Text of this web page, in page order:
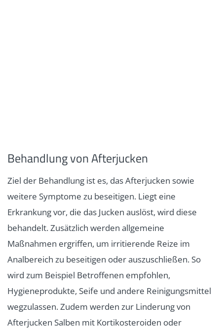
Behandlung von Afterjucken
Ziel der Behandlung ist es, das Afterjucken sowie
weitere Symptome zu beseitigen. Liegt eine
Erkrankung vor, die das Jucken auslöst, wird diese
behandelt. Zusätzlich werden allgemeine
Maßnahmen ergriffen, um irritierende Reize im
Analbereich zu beseitigen oder auszuschließen. So
wird zum Beispiel Betroffenen empfohlen,
Hygieneprodukte, Seife und andere Reinigungsmittel
wegzulassen. Zudem werden zur Linderung von
Afterjucken Salben mit Kortikosteroiden oder